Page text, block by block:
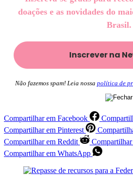
doações e as novidades do
Brasil.
Não fazemos spam! Leia nossa política de
Compartilhar em Facebook
Compartilhar em Pinterest
Compartilhar em Reddit
Compartilhar em WhatsApp